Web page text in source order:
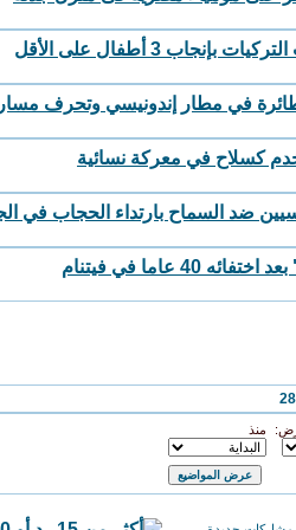
بإنجاب 3 أطفال على الأقل
في مطار إندونيسي وتحرف
40 عاما في فيتنام
منذ